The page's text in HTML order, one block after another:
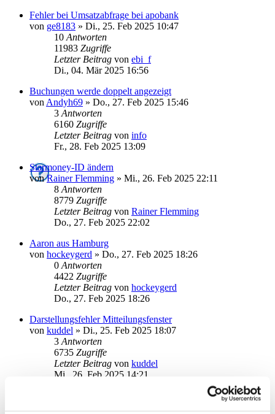
Fehler bei Umsatzabfrage bei apobank
von ge8183 » Di., 25. Feb 2025 10:47
10 Antworten
11983 Zugriffe
Letzter Beitrag von ebi_f
Di., 04. Mär 2025 16:56
Buchungen werde doppelt angezeigt
von Andyh69 » Do., 27. Feb 2025 15:46
3 Antworten
6160 Zugriffe
Letzter Beitrag von info
Fr., 28. Feb 2025 13:09
Starmoney-ID ändern
vonRainer Flemming » Mi., 26. Feb 2025 22:11
8 Antworten
8779 Zugriffe
Letzter Beitrag von Rainer Flemming
Do., 27. Feb 2025 22:02
Aaron aus Hamburg
von hockeygerd » Do., 27. Feb 2025 18:26
0 Antworten
4422 Zugriffe
Letzter Beitrag von hockeygerd
Do., 27. Feb 2025 18:26
Darstellungsfehler Mitteilungsfenster
von kuddel » Di., 25. Feb 2025 18:07
3 Antworten
6735 Zugriffe
Letzter Beitrag von kuddel
Mi., 26. Feb 2025 14:21